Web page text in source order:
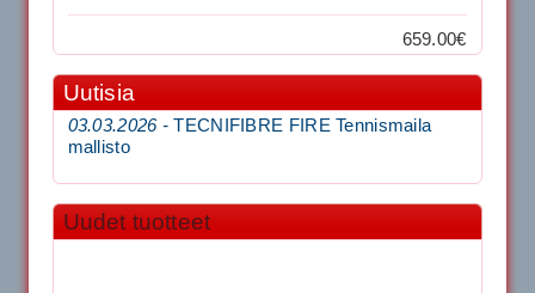
659.00€
Uutisia
03.03.2026 -TECNIFIBRE FIRE Tennismaila
mallisto
Uudet tuotteet